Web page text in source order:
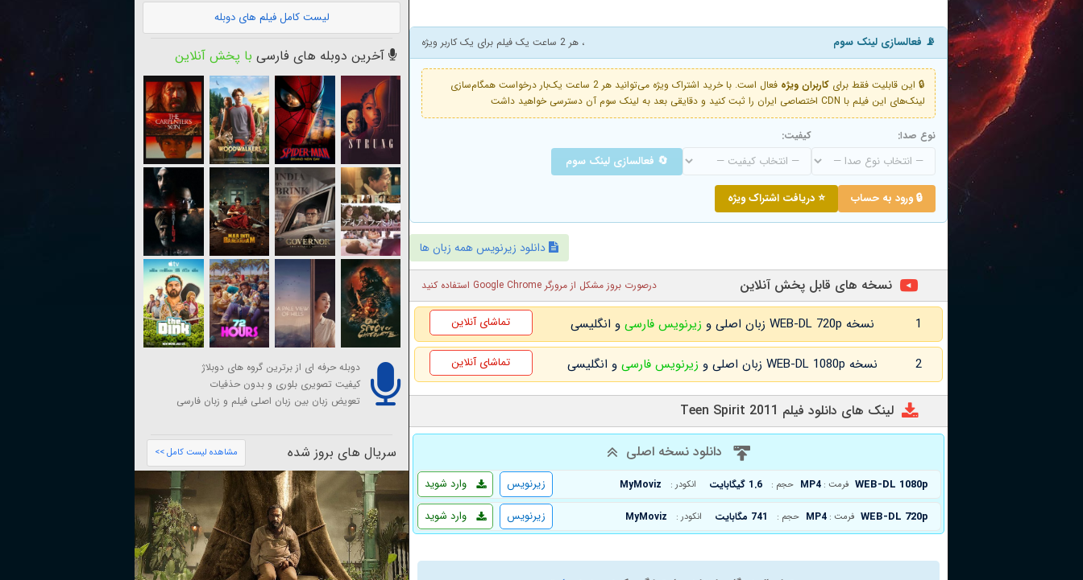
📡 فعالسازی لینک سوم ، هر 2 ساعت یک فیلم برای یک کاربر ویژه
🔒 این قابلیت فقط برای کاربران ویژه
فعال است. با خرید اشتراک ویژه می‌توانید هر 2 ساعت یک‌بار درخواست همگام‌سازی
لینک‌های این فیلم با CDN اختصاصی ایران را ثبت کنید و دقایقی بعد به لینک سوم آن دسترسی خواهید داشت
نوع صدا: کیفیت:
🔄 فعالسازی لینک سوم
🔒 ورود به حساب ⭐ دریافت اشتراک ویژه
دانلود زیرنویس همه زبان ها
نسخه های قابل پخش آنلاین درصورت بروز مشکل از مرورگر Google Chrome استفاده کنید
1 نسخه WEB-DL 720p زبان اصلی و زیرنویس فارسی و انگلیسی تماشای آنلاین
2 نسخه WEB-DL 1080p زبان اصلی و زیرنویس فارسی و انگلیسی تماشای آنلاین
لینک های دانلود فیلم Teen Spirit 2011
دانلود نسخه اصلی
WEB-DL 1080p فرمت : MP4 حجم : 1.6 گیگابایت انکودر : MyMoviz وارد شوید
زیرنویس
WEB-DL 720p فرمت : MP4 حجم : 741 مگابایت انکودر : MyMoviz وارد شوید زیرنویس
لیست کامل فیلم های دوبله
آخرین دوبله های فارسی با پخش آنلاین
دوبله حرفه ای از برترین گروه های دوبلاژ
کیفیت تصویری بلوری و بدون حذفیات
تعویض زبان بین زبان اصلی فیلم و زبان فارسی
سریال های بروز شده مشاهده لیست کامل >>